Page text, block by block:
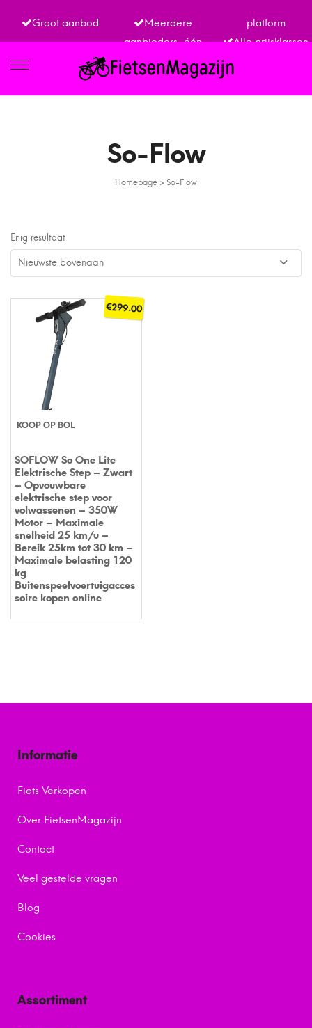
Groot aanbod
Meerdere
aanbieders, één
platform
Alle prijsklassen
So-Flow
Homepage > So-Flow
Enig resultaat
KOOP OP BOL
SOFLOW So One Lite
Elektrische Step – Zwart
– Opvouwbare
elektrische step voor
volwassenen – 350W
Motor – Maximale
snelheid 25 km/u –
Bereik 25km tot 30 km –
Maximale belasting 120
kg
Buitenspeelvoertuigacces
soire kopen online
€299.00
Informatie
Fiets Verkopen
Over FietsenMagazijn
Contact
Veel gestelde vragen
Blog
Cookies
Assortiment